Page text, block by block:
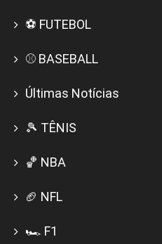
⚽ FUTEBOL
⚾ BASEBALL
Últimas Notícias
🎾 TÊNIS
🏀 NBA
🏈 NFL
🏎️ F1